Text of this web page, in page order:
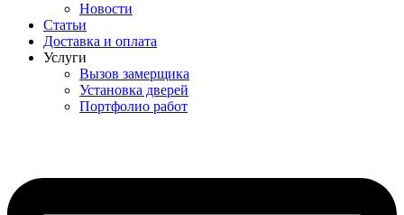
Новости
Статьи
Доставка и оплата
Услуги
Вызов замерщика
Установка дверей
Портфолио работ